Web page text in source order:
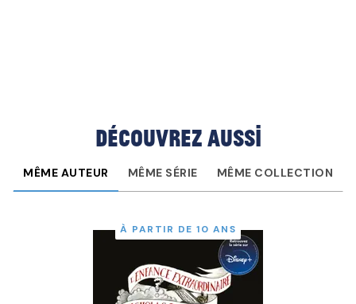
Découvrez aussi
MÊME AUTEUR MÊME SÉRIE MÊME COLLECTION
À PARTIR DE 10 ANS